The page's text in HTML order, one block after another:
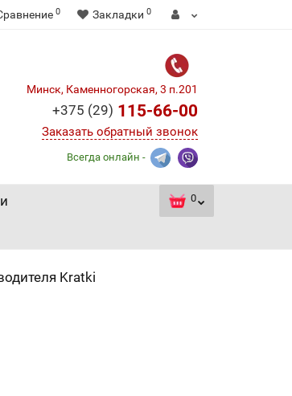
0 Закладки 0
Минск, Каменногорская, 3 п.201
+375 (29) 115-66-00
Заказать обратный звонок
Всегда онлайн -
0
Kratki